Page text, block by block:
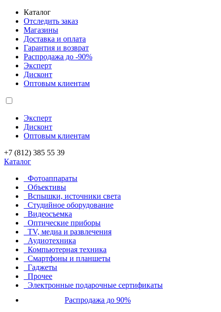
Каталог
Отследить заказ
Магазины
Доставка и оплата
Гарантия и возврат
Распродажа до -90%
Эксперт
Дисконт
Оптовым клиентам
Эксперт
Дисконт
Оптовым клиентам
+7 (812) 385 55 39
Каталог
Фотоаппараты
Объективы
Вспышки, источники света
Студийное оборудование
Видеосъемка
Оптические приборы
TV, медиа и развлечения
Аудиотехника
Компьютерная техника
Смартфоны и планшеты
Гаджеты
Прочее
Электронные подарочные сертификаты
Распродажа до 90%